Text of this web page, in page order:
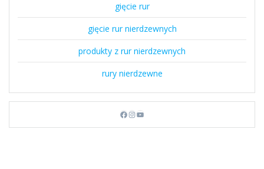
gięcie rur
gięcie rur nierdzewnych
produkty z rur nierdzewnych
rury nierdzewne
Facebook
Instagram
YouTube